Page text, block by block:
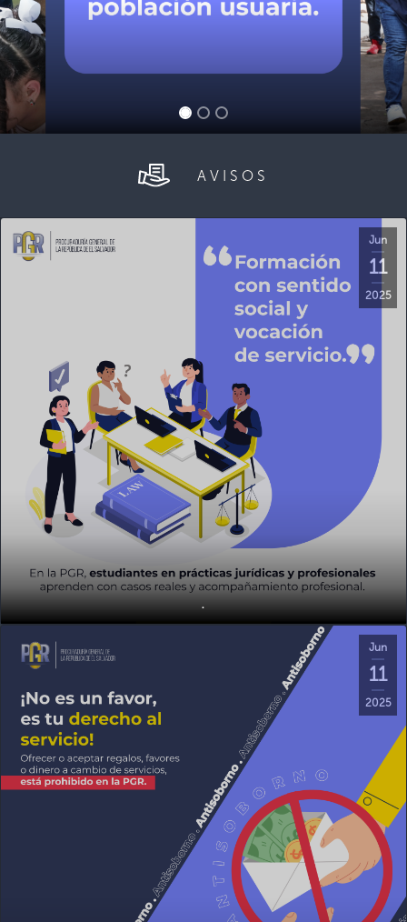
AVISOS
Jun
11
2025
.
Jun
11
2025